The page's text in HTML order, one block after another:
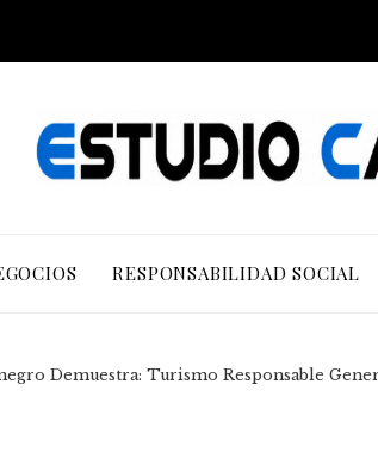
RESPONSABILIDAD SOCIAL
Demuestra: Turismo Responsable